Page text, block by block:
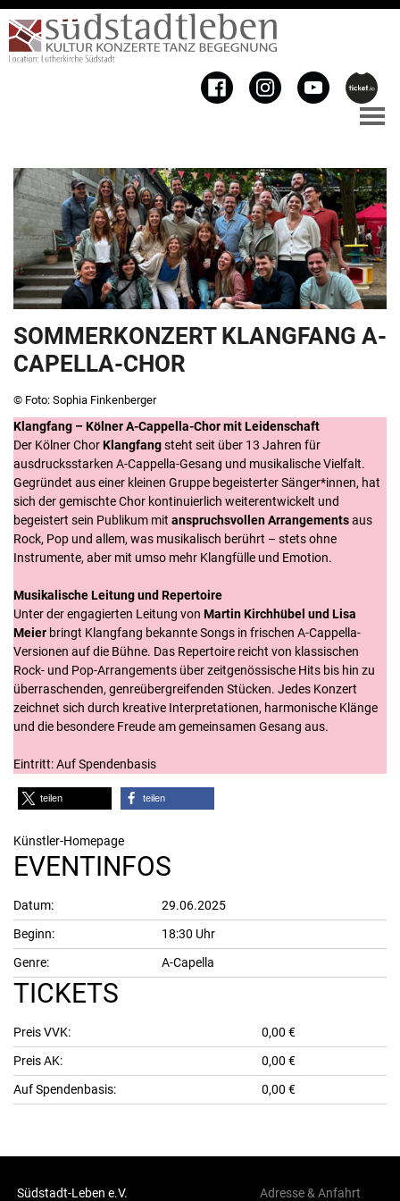
SOMMERKONZERT KLANGFANG A-
CAPELLA-CHOR
© Foto: Sophia Finkenberger
Klangfang – Kölner A-Cappella-Chor mit Leidenschaft
Der Kölner ChorKlangfangsteht seit über 13 Jahren für
ausdrucksstarken A-Cappella-Gesang und musikalische Vielfalt.
Gegründet aus einer kleinen Gruppe begeisterter Sänger*innen, hat
sich der gemischte Chor kontinuierlich weiterentwickelt und
begeistert sein Publikum mit anspruchsvollenArrangementsaus
Rock, Pop und allem, was musikalisch berührt – stets ohne
Instrumente, aber mit umso mehr Klangfülle und Emotion.
Musikalische Leitung und Repertoire
Unter der engagierten Leitung von Martin Kirchhübel und Lisa
Meier bringt Klangfang bekannte Songs in frischen A-Cappella-
Versionen auf die Bühne. Das Repertoire reicht von klassischen
Rock- und Pop-Arrangements über zeitgenössische Hits bis hin zu
überraschenden, genreübergreifenden Stücken. Jedes Konzert
zeichnet sich durch kreative Interpretationen, harmonische Klänge
und die besondere Freude am gemeinsamen Gesang aus.
Eintritt: Auf Spendenbasis
teilen teilen
Künstler-Homepage
EVENTINFOS
Datum:
29.06.2025
Beginn:
18:30 Uhr
Genre:
A-Capella
TICKETS
Preis VVK:
0,00 €
Preis AK:
0,00 €
Auf Spendenbasis:
0,00 €
Südstadt-Leben e.V. Adresse & Anfahrt